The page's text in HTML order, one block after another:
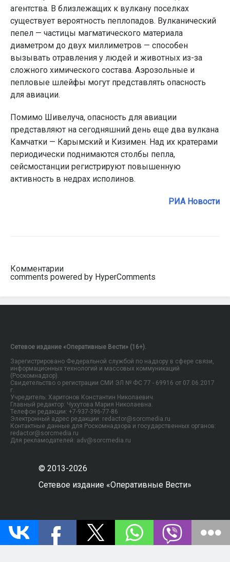
агентства. В близлежащих к вулкану поселках
существует вероятность пеплопадов. Вулканический
пепел — частицы магматического материала
диаметром до двух миллиметров — способен
вызывать отравления у людей и животных из-за
сложного химического состава. Аэрозольные и
пепловые шлейфы могут представлять опасность
для авиации.
Помимо Шивелуча, опасность для авиации
представляют на сегодняшний день еще два вулкана
Камчатки — Карымский и Кизимен. Над их кратерами
периодически поднимаются столбы пепла,
сейсмостанции регистрируют повышенную
активность в недрах исполинов.
РИА Новости
Комментарии
comments powered by HyperComments
Сетевое издание «Оперативные Вести» (16+).
Зарегистрировано Федеральной службой по надзору в сфере связи,
информационных технологий и массовых коммуникаций
(Роскомнадзор).
Свидетельство о регистрации СМИ ЭЛ № ФС 77 - 69916 от 07.06.2017
г.
Учредитель: Харитонов Константин Николаевич.
Главный редактор: Чухутова Мария Николаевна.
Телефон редакции: +7-937-396-77-86
Электронный адрес редакции: redactor@sorcmedia.ru
Контактные данные для Роскомнадзора и государственных органов:
redactor@sorcmedia.ru
Для рекламодателей: adv@sorcmedia.ru
© 2013-2026
Сетевое издание «Оперативные Вести»